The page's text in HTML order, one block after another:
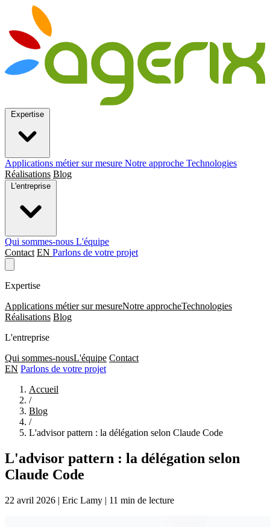
Applications métier sur mesure Notre approche Technologies
Réalisations Blog
Qui sommes-nous L'équipe
Contact EN Parlons de votre projet
Expertise
Applications métier sur mesureNotre approcheTechnologies
Réalisations Blog
L'entreprise
Qui sommes-nousL'équipe Contact
EN Parlons de votre projet
Accueil
/
Blog
/
L'advisor pattern : la délégation selon Claude Code
L'advisor pattern : la délégation selon
Claude Code
22 avril 2026 | Eric Lamy | 11 min de lecture